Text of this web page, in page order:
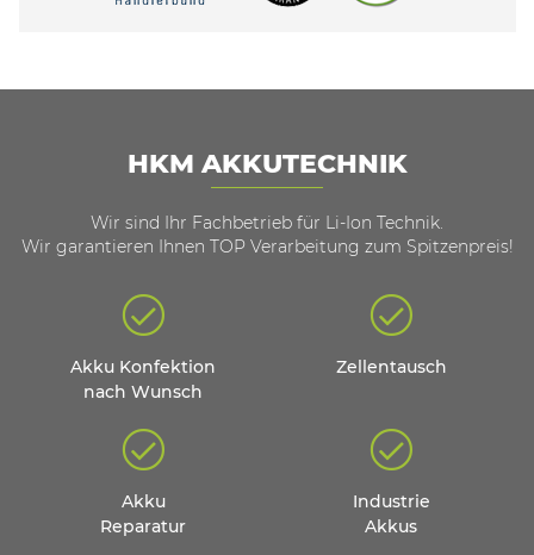
HKM AKKUTECHNIK
Wir sind Ihr Fachbetrieb für Li-Ion Technik.
Wir garantieren Ihnen TOP Verarbeitung zum Spitzenpreis!
Akku Konfektion
nach Wunsch
Zellentausch
Akku
Reparatur
Industrie
Akkus